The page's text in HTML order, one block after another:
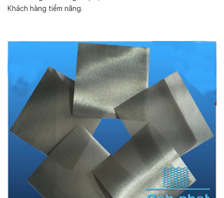
Khách hàng tiềm năng.